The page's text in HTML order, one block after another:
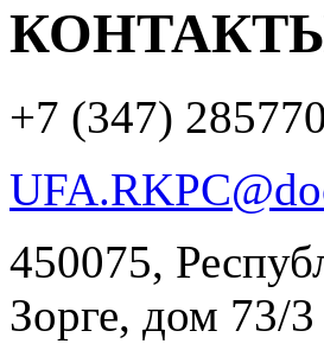
+7 (347)
450075,
Зорге, дом 73/3